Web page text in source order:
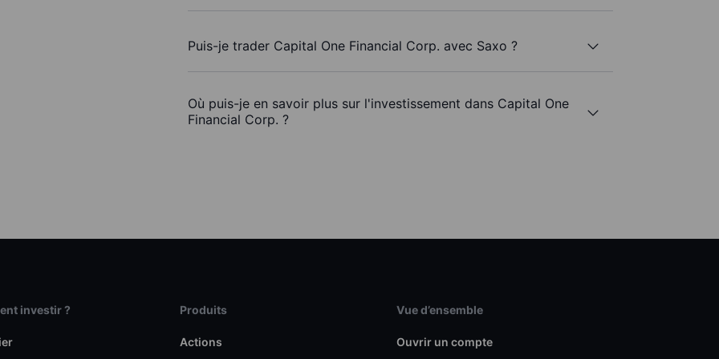
Puis-je trader Capital One Financial Corp. avec Saxo ?
Où puis-je en savoir plus sur l'investissement dans Capital One
Financial Corp. ?
investir ? Produits
Actions
Vue d’ensemble
Ouvrir un compte